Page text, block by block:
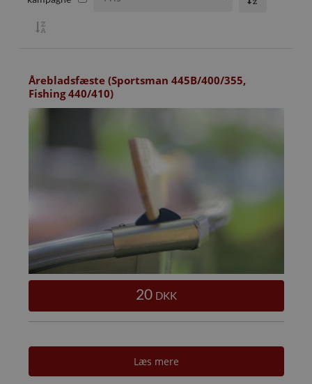
Årebladsfæste (Sportsman 445B/400/355,
Fishing 440/410)
20 DKK
Læs mere